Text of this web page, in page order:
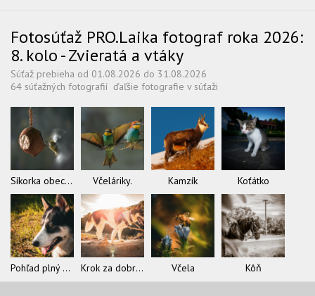
Fotosúťaž PRO.Laika fotograf roka 2026:
8. kolo - Zvieratá a vtáky
Súťaž prebieha od 01.08.2026 do 31.08.2026
64 súťažných fotografií ďaľšie fotografie v súťaži
Síkorka obecná Včeláriky. Kamzík Koťátko
Pohľad plný slobody Krok za dobrodružstvom Včela Kôň